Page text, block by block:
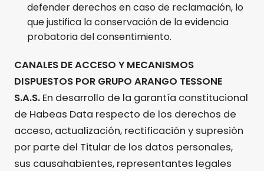
defender derechos en caso de reclamación, lo
que justifica la conservación de la evidencia
probatoria del consentimiento.
CANALES DE ACCESO Y MECANISMOS
DISPUESTOS POR GRUPO ARANGO TESSONE
S.A.S. En desarrollo de la garantía constitucional
de Habeas Data respecto de los derechos de
acceso, actualización, rectificación y supresión
por parte del Titular de los datos personales,
sus causahabientes, representantes legales